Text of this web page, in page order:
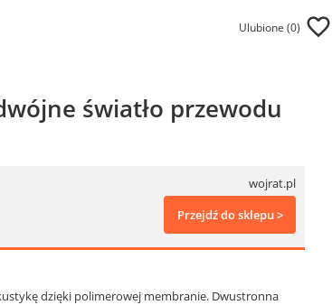
Ulubione (0)
światło przewodu
wojrat.pl
Przejdź do sklepu >
dzięki polimerowej membranie. Dwustronna